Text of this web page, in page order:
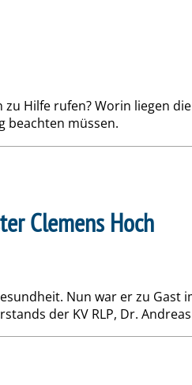
Hilfe rufen? Worin liegen
beachten müssen.
Clemens Hoch
Nun war er zu Gast
der KV RLP, Dr.